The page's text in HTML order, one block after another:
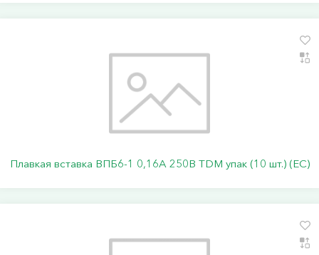
Плавкая вставка ВПБ6-1 0,16А 250В TDM упак (10 шт.) (ЕС)